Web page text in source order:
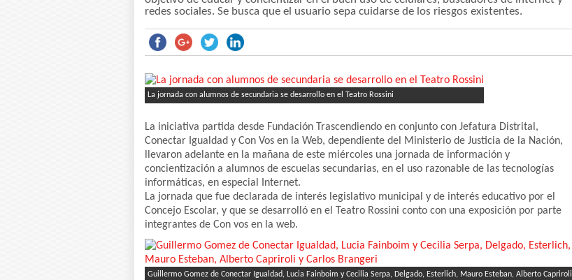
redes sociales. Se busca que el usuario sepa cuidarse de los riesgos existentes.
La jornada con alumnos de secundaria se desarrollo en el Teatro Rossini
La iniciativa partida desde Fundación Trascendiendo en conjunto con Jefatura Distrital,
Conectar Igualdad y Con Vos en la Web, dependiente del Ministerio de Justicia de la Nación,
llevaron adelante en la mañana de este miércoles una jornada de información y
concientización a alumnos de escuelas secundarias, en el uso razonable de las tecnologías
informáticas, en especial Internet.
La jornada que fue declarada de interés legislativo municipal y de interés educativo por el
Concejo Escolar, y que se desarrolló en el Teatro Rossini conto con una exposición por parte
integrantes de Con vos en la web.
Guillermo Gomez de Conectar Igualdad, Lucia Fainboim y Cecilia Serpa, Delgado, Esterlich, Mauro Esteban, Alberto Capriroli